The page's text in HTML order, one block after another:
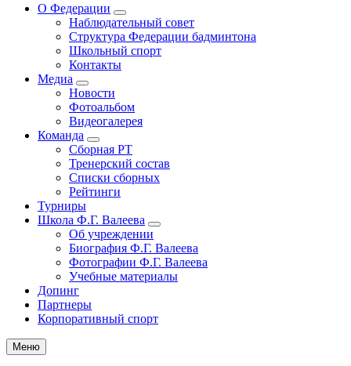
Основная
навигация
О Федерации
Наблюдательный совет
Структура Федерации бадминтона
Школьный спорт
Контакты
Медиа
Новости
Фотоальбом
Видеогалерея
Команда
Сборная РТ
Тренерский состав
Списки сборных
Рейтинги
Турниры
Школа Ф.Г. Валеева
Об учреждении
Биография Ф.Г. Валеева
Фотографии Ф.Г. Валеева
Учебные материалы
Допинг
Партнеры
Корпоративный спорт
Меню